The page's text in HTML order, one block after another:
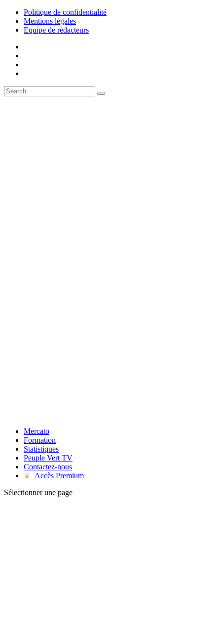
Politique de confidentialité
Mentions légales
Equipe de rédacteurs
Mercato
Formation
Statistiques
Peuple Vert TV
Contactez-nous
♛
Accès Premium
Sélectionner une page